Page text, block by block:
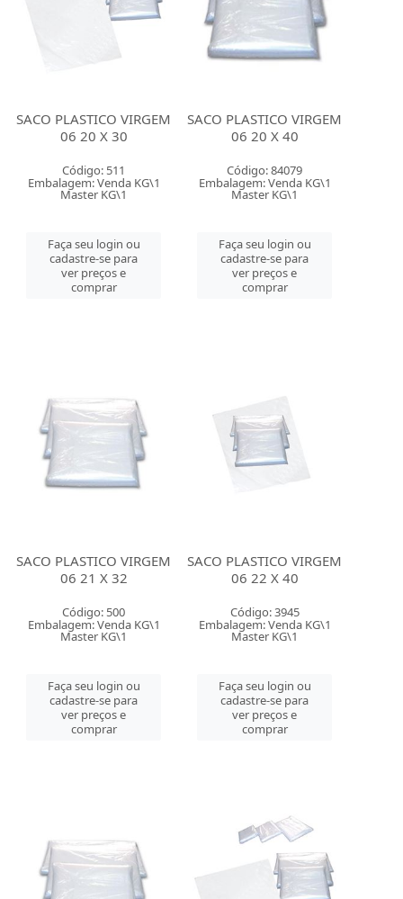
SACO PLASTICO VIRGEM
06 20 X 30
Código: 511
Embalagem: Venda KG\1
Master KG\1
Faça seu login ou
cadastre-se para
ver preços e
comprar
SACO PLASTICO VIRGEM
06 20 X 40
Código: 84079
Embalagem: Venda KG\1
Master KG\1
Faça seu login ou
cadastre-se para
ver preços e
comprar
SACO PLASTICO VIRGEM
06 21 X 32
Código: 500
Embalagem: Venda KG\1
Master KG\1
Faça seu login ou
cadastre-se para
ver preços e
comprar
SACO PLASTICO VIRGEM
06 22 X 40
Código: 3945
Embalagem: Venda KG\1
Master KG\1
Faça seu login ou
cadastre-se para
ver preços e
comprar